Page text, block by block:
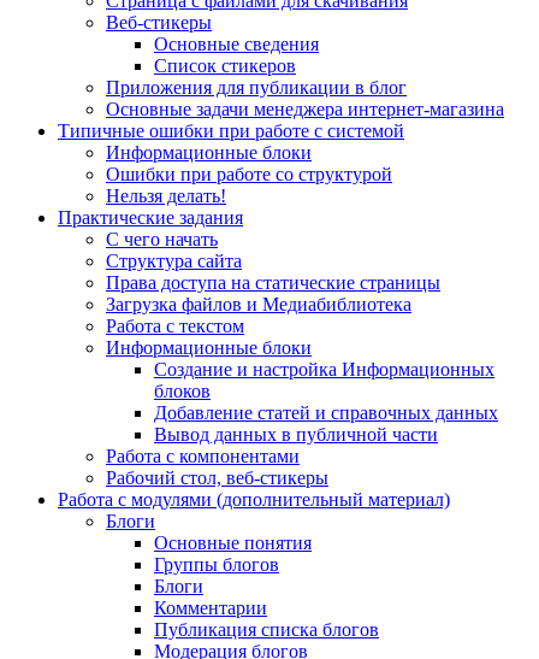
Веб-стикеры
Основные сведения
Список стикеров
Приложения для публикации в блог
Основные задачи менеджера интернет-магазина
Типичные ошибки при работе с системой
Информационные блоки
Ошибки при работе со структурой
Нельзя делать!
Практические задания
С чего начать
Структура сайта
Права доступа на статические страницы
Загрузка файлов и Медиабиблиотека
Работа с текстом
Информационные блоки
Создание и настройка Информационных
блоков
Добавление статей и справочных данных
Вывод данных в публичной части
Работа с компонентами
Рабочий стол, веб-стикеры
Работа с модулями (дополнительный материал)
Блоги
Основные понятия
Группы блогов
Блоги
Комментарии
Публикация списка блогов
Модерация блогов